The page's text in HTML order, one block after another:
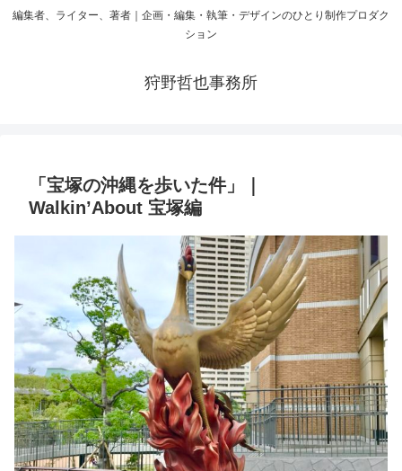
編集者、ライター、著者｜企画・編集・執筆・デザインのひとり制作プロダク
ション
狩野哲也事務所
「宝塚の沖縄を歩いた件」｜
Walkin’About 宝塚編